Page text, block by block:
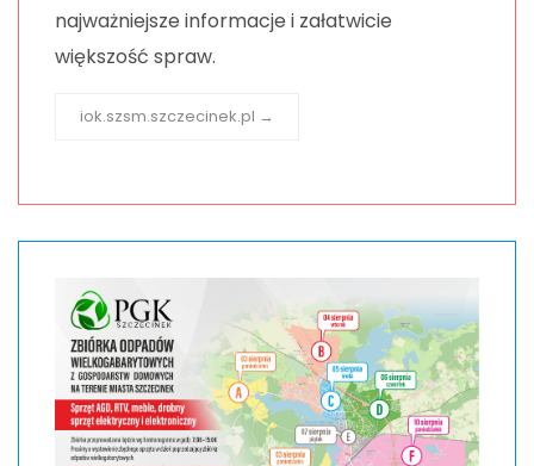
najważniejsze informacje i załatwicie
większość spraw.
iok.szsm.szczecinek.pl →